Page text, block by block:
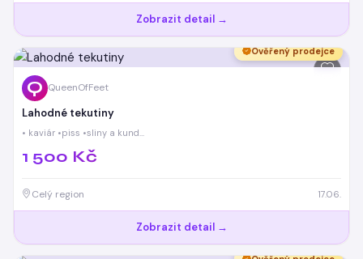
Zobrazit detail →
Ověřený prodejce
Q QueenOfFeet
Lahodné tekutiny
• kaviár •piss •sliny a kund…
1 500 Kč
Celý region 17.06.
Zobrazit detail →